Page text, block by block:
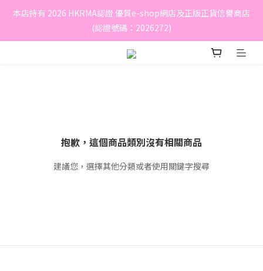
本店持有 2026 HKRMA認證 優質e-shop網店及正版正貨信譽商店
(認證號碼：2026272)
抱歉，這個商品類別沒有相關商品
建議您，選擇其他分類或者使用關鍵字搜尋